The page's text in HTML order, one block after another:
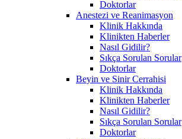
Doktorlar
Anestezi ve Reanimasyon
Klinik Hakkında
Klinikten Haberler
Nasıl Gidilir?
Sıkça Sorulan Sorular
Doktorlar
Beyin ve Sinir Cerrahisi
Klinik Hakkında
Klinikten Haberler
Nasıl Gidilir?
Sıkça Sorulan Sorular
Doktorlar